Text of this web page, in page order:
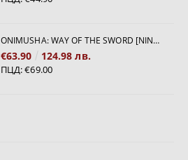
ONIMUSHA: WAY OF THE SWORD [NINTENDO SWITCH 2]
€63.90 124.98 лв.
ПЦД:€69.00